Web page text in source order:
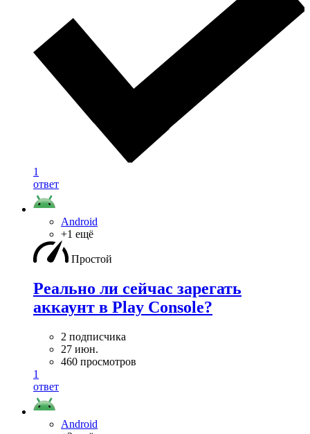
1
ответ
Android
+1 ещё
Простой
Реально ли сейчас зарегать
аккаунт в Play Console?
2 подписчика
27 июн.
460 просмотров
1
ответ
Android